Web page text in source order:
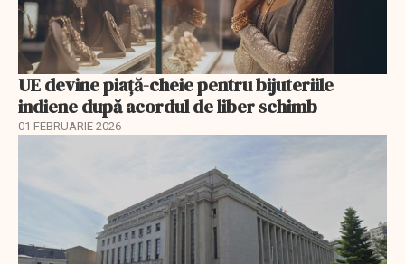
UE devine piață-cheie pentru bijuteriile
indiene după acordul de liber schimb
01 FEBRUARIE 2026